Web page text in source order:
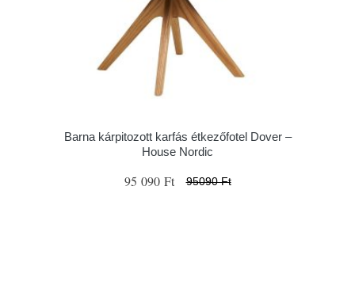
Barna kárpitozott karfás étkezőfotel Dover –
House Nordic
95 090 Ft 95090 Ft